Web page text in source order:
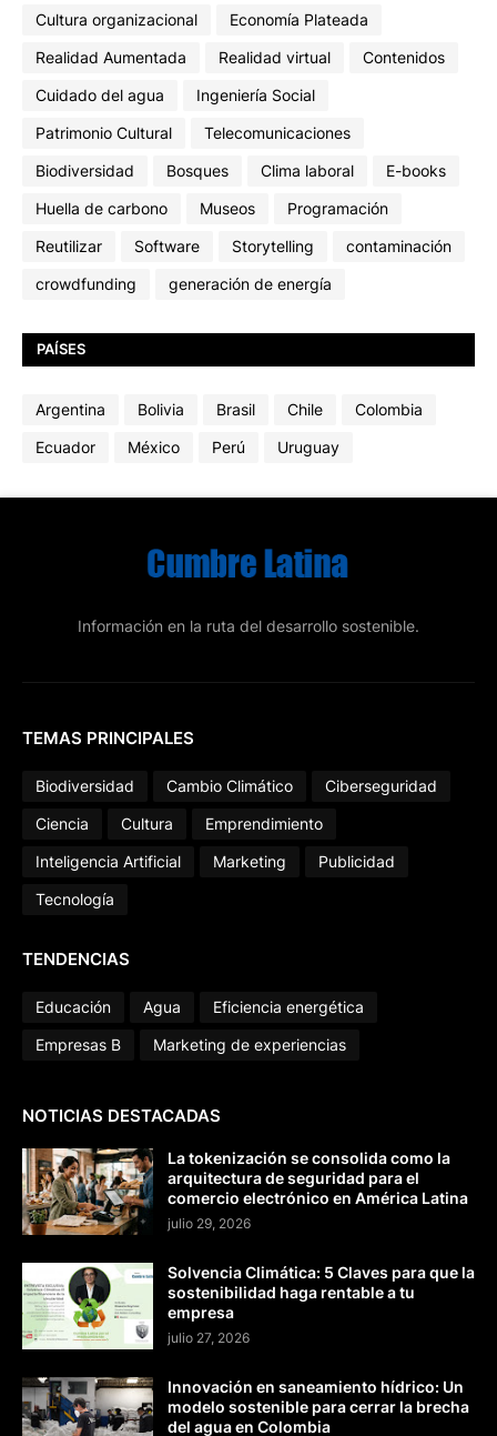
Cultura organizacional
Economía Plateada
Realidad Aumentada
Realidad virtual
Contenidos
Cuidado del agua
Ingeniería Social
Patrimonio Cultural
Telecomunicaciones
Biodiversidad
Bosques Clima laboral
E-books
Huella de carbono
Museos
Programación
Reutilizar
Software Storytelling
contaminación
crowdfunding
generación de energía
PAÍSES
Argentina Bolivia Brasil Chile
Colombia
Ecuador
México Perú Uruguay
Información en la ruta del desarrollo sostenible.
TEMAS PRINCIPALES
Biodiversidad Cambio Climático
Ciberseguridad
Ciencia
Cultura
Emprendimiento
Inteligencia Artificial
Marketing
Publicidad
Tecnología
TENDENCIAS
Educación Agua
Eficiencia energética
Empresas B
Marketing de experiencias
NOTICIAS DESTACADAS
La tokenización se consolida como la
arquitectura de seguridad para el
comercio electrónico en América Latina
julio 29, 2026
Solvencia Climática: 5 Claves para que la
sostenibilidad haga rentable a tu
empresa
julio 27, 2026
Innovación en saneamiento hídrico: Un
modelo sostenible para cerrar la brecha
del agua en Colombia